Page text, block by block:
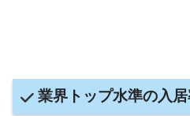
業界トップ水準の入居